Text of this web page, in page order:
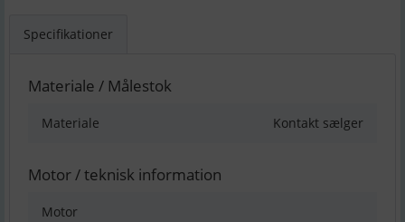
Specifikationer
Materiale / Målestok
Materiale Kontakt sælger
Motor / teknisk information
Motor